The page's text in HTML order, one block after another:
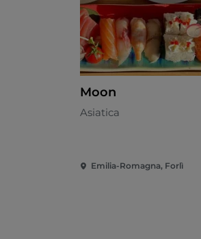
Moon
Asiatica
Emilia-Romagna, Forlì